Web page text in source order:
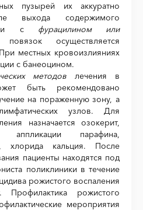
пузырей их аккуратно
выхода содержимого
сфурацилином или
осуществляется
местных кровоизлияниях
с банеоцином.
методов лечения в
быть рекомендовано
на пораженную зону, а
узлов. Для
назначается озокерит,
аппликации парафина,
хлорида кальция. После
пациенты находятся под
поликлиники в течение
рожистого воспаления
рожистого
мероприятия